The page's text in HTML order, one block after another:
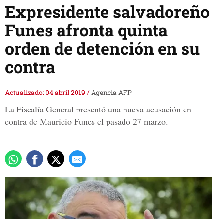
Expresidente salvadoreño
Funes afronta quinta
orden de detención en su
contra
Actualizado: 04 abril 2019 /Agencia AFP
La Fiscalía General presentó una nueva acusación en
contra de Mauricio Funes el pasado 27 marzo.